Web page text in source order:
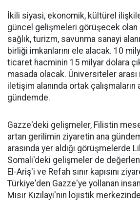
İkili siyasi, ekonomik, kültürel
güncel gelişmeleri görüşecek olan
sağlık, turizm, savunma sanayi
birliği imkanlarını ele alacak. 10
ticaret hacminin 15 milyar dolara
masada olacak. Üniversiteler
iletişim alanında ortak çalışmaların
gündemde.
Gazze'deki gelişmeler, Filistin
artan gerilimin ziyaretin ana
arasında yer aldığı görüşmelerde
Somali'deki gelişmeler de
El-Ariş'i ve Refah sınır kapısını
Türkiye'den Gazze'ye yollanan
Mısır Kızılayı'nın lojistik